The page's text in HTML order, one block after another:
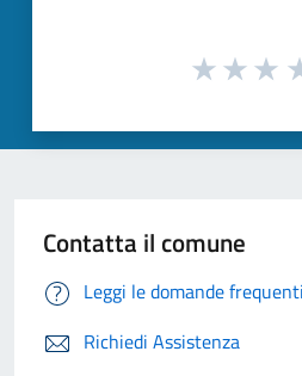
Contatta il comune
Leggi le domande frequenti
Richiedi Assistenza